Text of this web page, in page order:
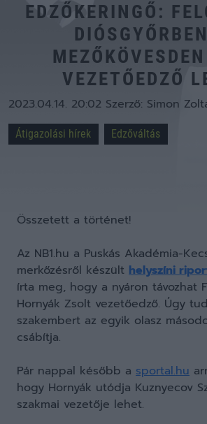
EDZŐKERINGŐ:
VEZETŐEDZŐ
2023.04.14. 20:02 Szerző: Simon
Átigazolási hírek Edzőváltás
Összetett a történet!
Az NB1.hu a Puskás Akadémia-
merkőzésről készült helyszíni
írta meg, hogy a nyáron távozhat
Hornyák Zsolt vezetőedző. Úgy
szakembert az egyik olasz
csábítja.
Pár nappal később a sportal.hu
hogy Hornyák utódja Kuznyecov
szakmai vezetője lehet.